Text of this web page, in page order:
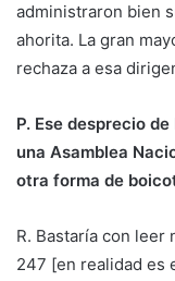
administraron bien
ahorita. La gran
rechaza a esa
P. Ese desprecio
una Asamblea
otra forma de
R. Bastaría con
247 [en realidad es